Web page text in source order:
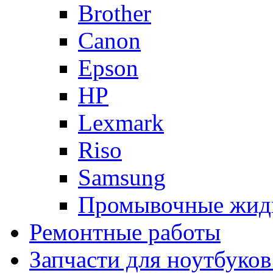
Brother
Canon
Epson
HP
Lexmark
Riso
Samsung
Промывочные
Ремонтные работы
Запчасти для